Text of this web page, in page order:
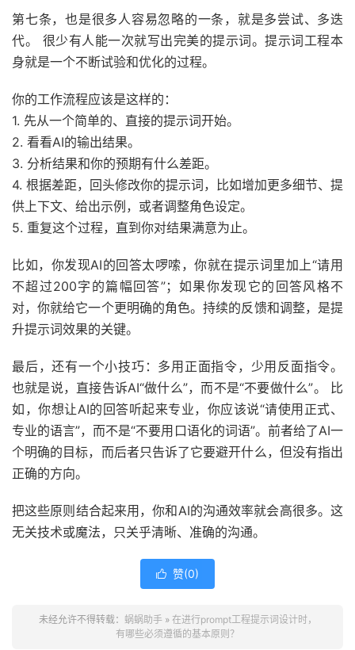
第七条，也是很多人容易忽略的一条，就是多尝试、多迭
代。 很少有人能一次就写出完美的提示词。提示词工程本
身就是一个不断试验和优化的过程。
你的工作流程应该是这样的：
1. 先从一个简单的、直接的提示词开始。
2. 看看AI的输出结果。
3. 分析结果和你的预期有什么差距。
4. 根据差距，回头修改你的提示词，比如增加更多细节、提
供上下文、给出示例，或者调整角色设定。
5. 重复这个过程，直到你对结果满意为止。
比如，你发现AI的回答太啰嗦，你就在提示词里加上“请用
不超过200字的篇幅回答”；如果你发现它的回答风格不
对，你就给它一个更明确的角色。持续的反馈和调整，是提
升提示词效果的关键。
最后，还有一个小技巧：多用正面指令，少用反面指令。
也就是说，直接告诉AI“做什么”，而不是“不要做什么”。 比
如，你想让AI的回答听起来专业，你应该说“请使用正式、
专业的语言”，而不是“不要用口语化的词语”。前者给了AI一
个明确的目标，而后者只告诉了它要避开什么，但没有指出
正确的方向。
把这些原则结合起来用，你和AI的沟通效率就会高很多。这
无关技术或魔法，只关乎清晰、准确的沟通。
 赞(0)
未经允许不得转载： 蜗蜗助手» 在进行prompt工程提示词设计时，
有哪些必须遵循的基本原则？